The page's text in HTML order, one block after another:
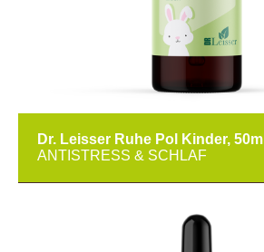
Dr. Leisser Ruhe Pol Kinder, 50ml
ANTISTRESS & SCHLAF